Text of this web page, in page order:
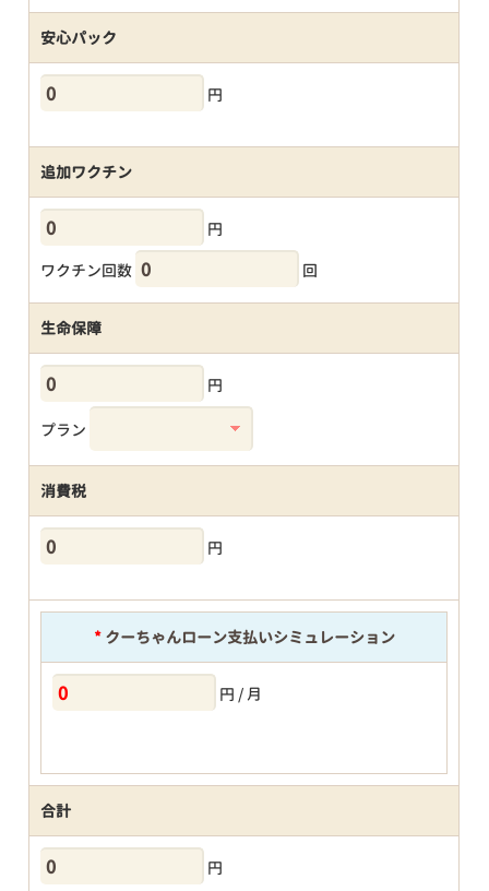
安心パック
円
追加ワクチン
円
ワクチン回数
回
生命保障
円
プラン
消費税
円
*クーちゃんローン支払いシミュレーション
円 / 月
合計
円